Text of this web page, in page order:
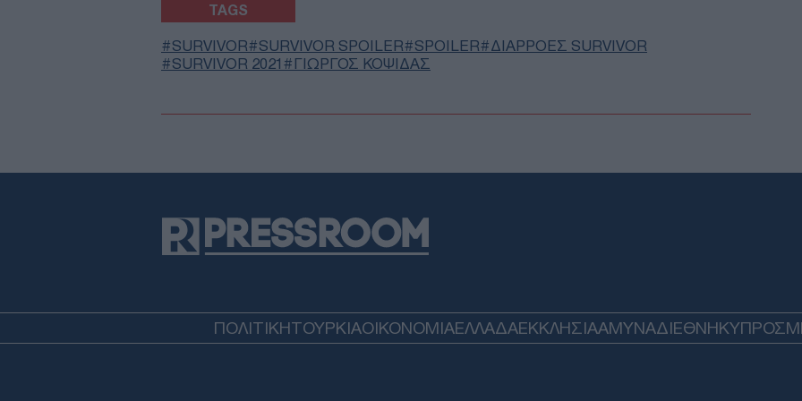
TAGS
SURVIVOR SURVIVOR SPOILER SPOILER
ΔΙΑΡΡΟΕΣ SURVIVOR
SURVIVOR 2021
ΓΙΩΡΓΟΣ ΚΟΨΙΔΑΣ
ΠΟΛΙΤΙΚΗΤΟΥΡΚΙΑΟΙΚΟΝΟΜΙΑΕΛΛΑΔΑΕΚΚΛΗΣΙΑΑΜΥΝΑΔΙΕΘΝΗΚΥΠΡΟΣ